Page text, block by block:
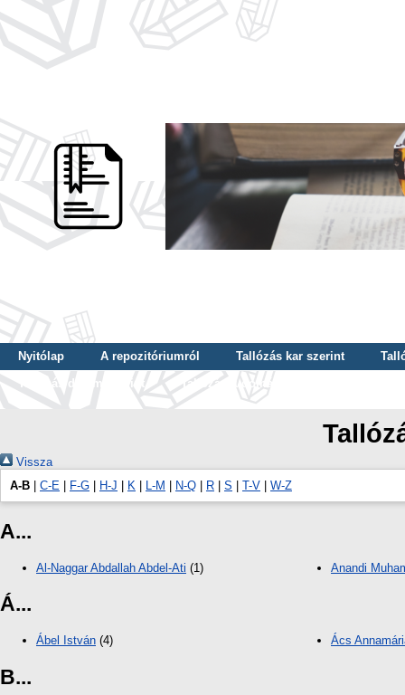
Nyitólap A repozitóriumról Tallózás kar szerint
Tallózás dátum szerint
Tallózás tudományterület szerint
Vissza
A-B
C-E F-G H-J K L-M N-Q R S T-V W-Z
A...
Al-Naggar Abdallah Abdel-Ati (1) Anandi
Á...
Ábel István (4) Ács
B...